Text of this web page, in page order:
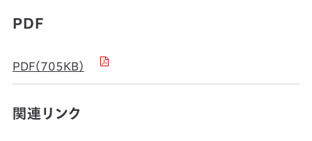
PDF
PDF（705KB）
関連リンク